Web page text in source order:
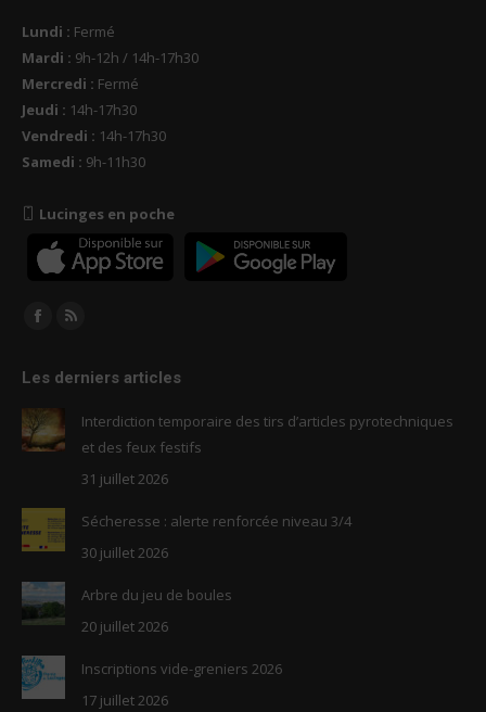
Lundi : Fermé
Mardi : 9h-12h / 14h-17h30
Mercredi : Fermé
Jeudi : 14h-17h30
Vendredi : 14h-17h30
Samedi : 9h-11h30
Lucinges en poche
Trouvez nous sur :
Facebook
opens
in
new
opens
new
window
Les derniers articles
Interdiction temporaire des tirs d’articles pyrotechniques
et des feux festifs
31 juillet 2026
Sécheresse : alerte renforcée niveau 3/4
30 juillet 2026
Arbre du jeu de boules
20 juillet 2026
Inscriptions vide-greniers 2026
17 juillet 2026